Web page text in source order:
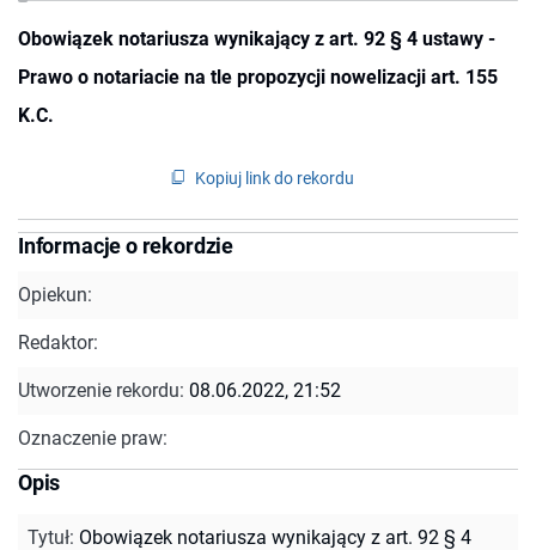
Obowiązek notariusza wynikający z art. 92 § 4 ustawy -
Prawo o notariacie na tle propozycji nowelizacji art. 155
K.C.
Kopiuj link do rekordu
Informacje o rekordzie
Opiekun:
Redaktor:
Utworzenie rekordu: 08.06.2022, 21:52
Oznaczenie praw:
Opis
Tytuł: Obowiązek notariusza wynikający z art. 92 § 4